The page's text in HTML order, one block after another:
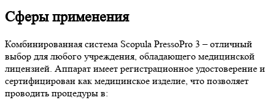
Сферы применения
Комбинированная система Scopula PressoPro 3 – отличный
выбор для любого учреждения, обладающего медицинской
лицензией. Аппарат имеет регистрационное удостоверение и
сертифицирован как медицинское изделие, что позволяет
проводить процедуры в: